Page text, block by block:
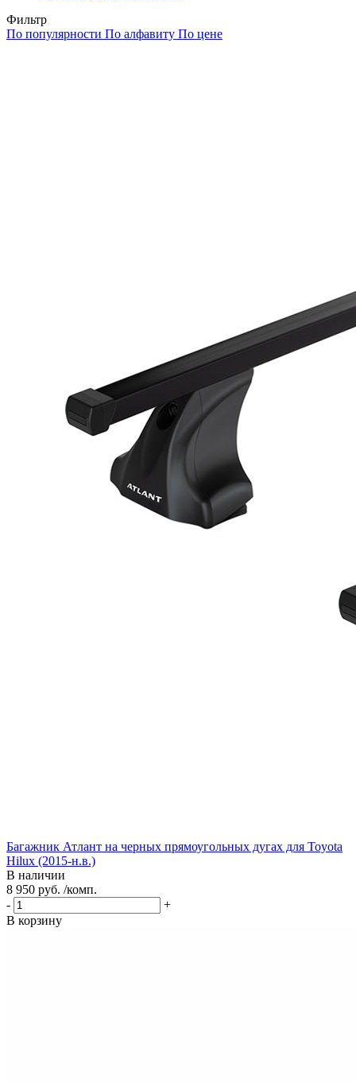
Фильтр
По популярности По алфавиту По цене
Багажник Атлант на черных прямоугольных дугах для Toyota
Hilux (2015-н.в.)
В наличии
8 950 руб. /комп.
-
+
В корзину